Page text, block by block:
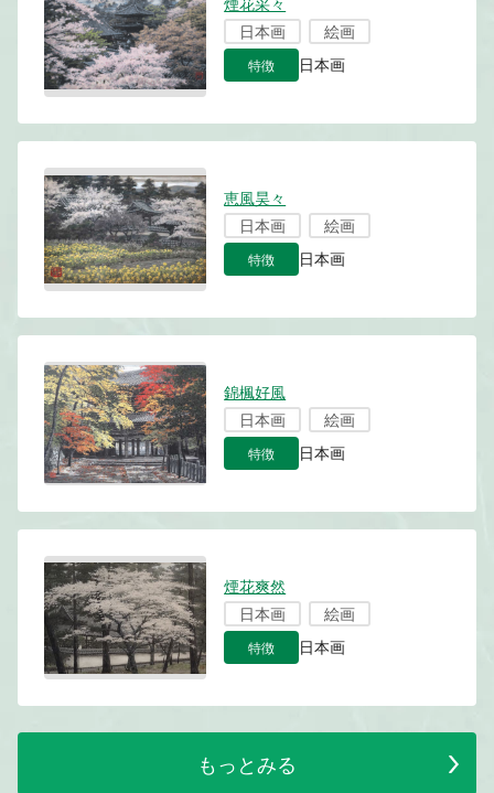
日本画
絵画
特徴 日本画
恵風昊々
日本画
絵画
特徴 日本画
錦楓好風
日本画
絵画
特徴 日本画
煙花爽然
日本画
絵画
特徴 日本画
もっとみる